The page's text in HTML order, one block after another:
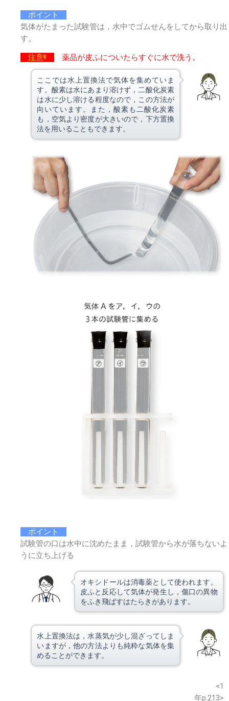
ポイント
気体がたまった試験管は，水中でゴムせんをしてから取り出
す。
注意!! 薬品が皮ふについたらすぐに水で洗う。
ここでは水上置換法で気体を集めていま
す。酸素は水にあまり溶けず，二酸化炭素
は水に少し溶ける程度なので，この方法が
向いています。また，酸素も二酸化炭素
も，空気より密度が大きいので，下方置換
法を用いることもできます。
ポイント
試験管の口は水中に沈めたまま，試験管から水が落ちないよ
うに立ち上げる
オキシドールは消毒薬として使われます。
皮ふと反応して気体が発生し，傷口の異物
をふき飛ばすはたらきがあります。
水上置換法は，水蒸気が少し混ざってしま
いますが，他の方法よりも純粋な気体を集
めることができます。
<1
年p.213>